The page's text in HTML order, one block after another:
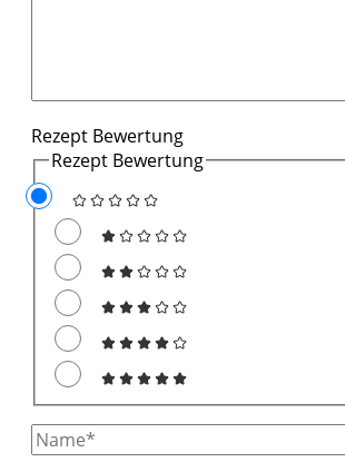
Rezept Bewertung
Rezept Bewertung
Full
Name